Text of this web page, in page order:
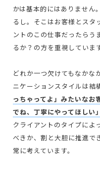
かは基本的にはありません
るし。そこはお客様とスタ
ントのこの仕事だったら
るか？の方を重視しています
どれか一つ欠けてもなかな
ニケーションスタイルは結
っちゃってよ」みたいなお
でね、丁寧にやってほしい
クライアントのタイプによ
べきか、割と大胆に推進で
常に考えています。